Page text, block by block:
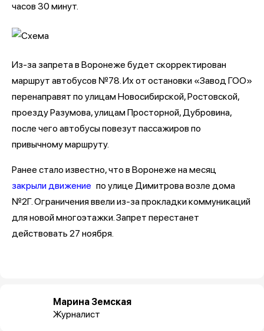
часов 30 минут.
Из-за запрета в Воронеже будет скорректирован
маршрут автобусов №78. Их от остановки «Завод ГОО»
перенаправят по улицам Новосибирской, Ростовской,
проезду Разумова, улицам Просторной, Дубровина,
после чего автобусы повезут пассажиров по
привычному маршруту.
Ранее стало известно, что в Воронеже на месяц
закрыли движение по улице Димитрова возле дома
№2Г. Ограничения ввели из-за прокладки коммуникаций
для новой многоэтажки. Запрет перестанет
действовать 27 ноября.
Марина Земская
Журналист